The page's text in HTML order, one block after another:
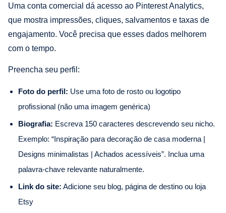
Uma conta comercial dá acesso ao Pinterest Analytics,
que mostra impressões, cliques, salvamentos e taxas de
engajamento. Você precisa que esses dados melhorem
com o tempo.
Preencha seu perfil:
Foto do perfil: Use uma foto de rosto ou logotipo
profissional (não uma imagem genérica)
Biografia: Escreva 150 caracteres descrevendo seu nicho.
Exemplo: “Inspiração para decoração de casa moderna |
Designs minimalistas | Achados acessíveis”. Inclua uma
palavra-chave relevante naturalmente.
Link do site: Adicione seu blog, página de destino ou loja
Etsy